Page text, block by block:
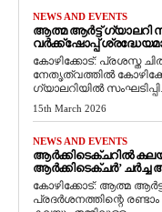
NEWS AND EVENTS
ആത്മ ആർട്ട് ഗ്യാലറി
വർക്ക്‌ഷോപ്പ്
കോഴിക്കോട്: പ്രശസ്ത
നേതൃത്വത്തിൽ
ഗ്യാലറിയിൽ
15th March 2026
NEWS AND EVENTS
ആർക്കിടെക്ചറിൽ
ആർക്കിടെക്ചർ’
​കോഴിക്കോട്: ആത്മ
പ്രദർശനത്തിന്റെ